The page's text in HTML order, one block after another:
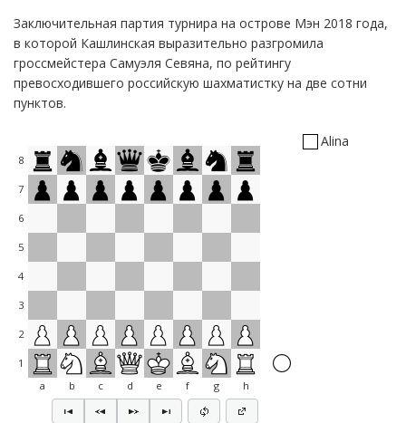
Заключительная партия турнира на острове Мэн 2018 года,
в которой Кашлинская выразительно разгромила
гроссмейстера Самуэля Севяна, по рейтингу
превосходившего российскую шахматистку на две сотни
пунктов.
8
7
6
5
4
3
2
1
a
b c d e f g h
Alina